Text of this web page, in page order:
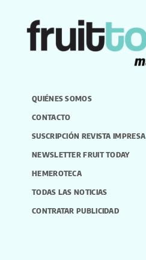
QUIÉNES SOMOS
CONTACTO
SUSCRIPCIÓN REVISTA IMPRESA
NEWSLETTER FRUIT TODAY
HEMEROTECA
TODAS LAS NOTICIAS
CONTRATAR PUBLICIDAD